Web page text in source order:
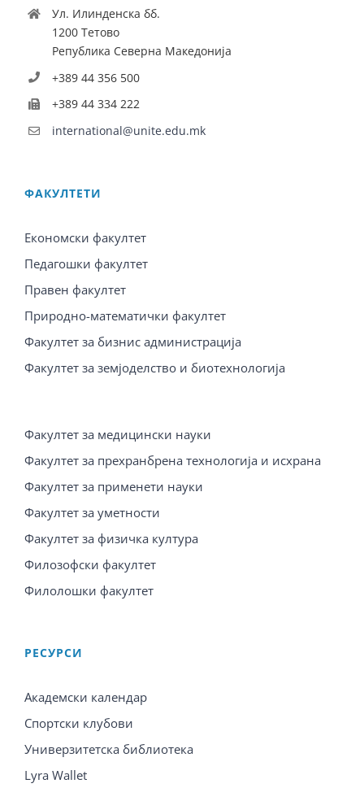
Ул. Илинденска бб.
1200 Тетово
Република Северна Македонија
+389 44 356 500
+389 44 334 222
international@unite.edu.mk
ФАКУЛТЕТИ
Економски факултет
Педагошки факултет
Правен факултет
Природно-математички факултет
Факултет за бизнис администрација
Факултет за земјоделство и биотехнологија
Факултет за медицински науки
Факултет за прехранбрена технологија и исхрана
Факултет за применети науки
Факултет за уметности
Факултет за физичка култура
Филозофски факултет
Филолошки факултет
PЕСУРСИ
Академски календар
Спортски клубови
Универзитетска библиотека
Lyra Wallet